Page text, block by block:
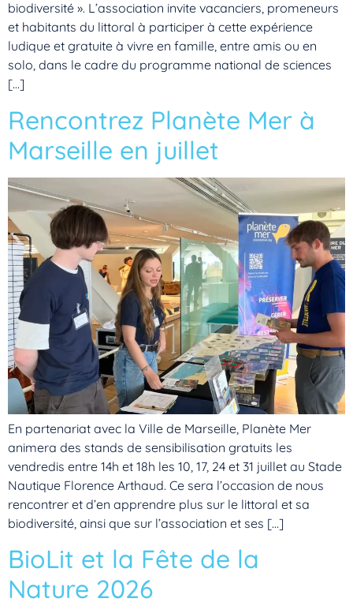
biodiversité ». L’association invite vacanciers, promeneurs
et habitants du littoral à participer à cette expérience
ludique et gratuite à vivre en famille, entre amis ou en
solo, dans le cadre du programme national de sciences
[…]
Rencontrez Planète Mer à
Marseille en juillet
En partenariat avec la Ville de Marseille, Planète Mer
animera des stands de sensibilisation gratuits les
vendredis entre 14h et 18h les 10, 17, 24 et 31 juillet au Stade
Nautique Florence Arthaud. Ce sera l’occasion de nous
rencontrer et d’en apprendre plus sur le littoral et sa
biodiversité, ainsi que sur l’association et ses […]
BioLit et la Fête de la
Nature 2026